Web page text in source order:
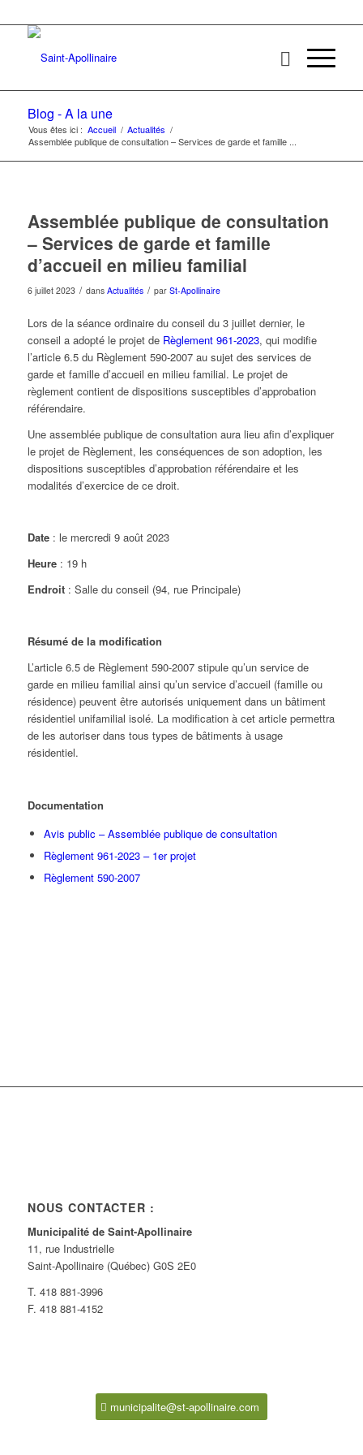
Blog - A la une
Vous êtes ici : Accueil / Actualités /
Assemblée publique de consultation – Services de garde et famille ...
Assemblée publique de consultation
– Services de garde et famille
d’accueil en milieu familial
6 juillet 2023 / dans Actualités / par St-Apollinaire
Lors de la séance ordinaire du conseil du 3 juillet dernier, le
conseil a adopté le projet deRèglement 961-2023, qui modifie
l’article 6.5 du Règlement 590-2007 au sujet des services de
garde et famille d’accueil en milieu familial. Le projet de
règlement contient de dispositions susceptibles d’approbation
référendaire.
Une assemblée publique de consultation aura lieu afin d’expliquer
le projet de Règlement, les conséquences de son adoption, les
dispositions susceptibles d’approbation référendaire et les
modalités d’exercice de ce droit.
Date: le mercredi 9 août 2023
Heure: 19 h
Endroit: Salle du conseil (94, rue Principale)
Résumé de la modification
L’article 6.5 de Règlement 590-2007 stipule qu’un service de
garde en milieu familial ainsi qu’un service d’accueil (famille ou
résidence) peuvent être autorisés uniquement dans un bâtiment
résidentiel unifamilial isolé. La modification à cet article permettra
de les autoriser dans tous types de bâtiments à usage
résidentiel.
Documentation
Avis public – Assemblée publique de consultation
Règlement 961-2023 – 1er projet
Règlement 590-2007
NOUS CONTACTER :
Municipalité de Saint-Apollinaire
11, rue Industrielle
Saint-Apollinaire (Québec) G0S 2E0
T. 418 881-3996
F. 418 881-4152
municipalite@st-apollinaire.com